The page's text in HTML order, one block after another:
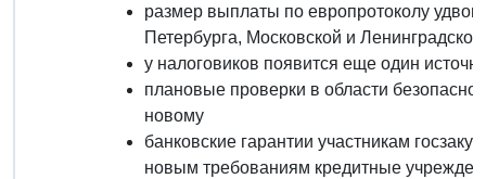
размер выплаты по европротоколу
Петербурга, Московской и Ленинградской
у налоговиков появится еще один
плановые проверки в области
новому
банковские гарантии участникам
новым требованиям кредитные